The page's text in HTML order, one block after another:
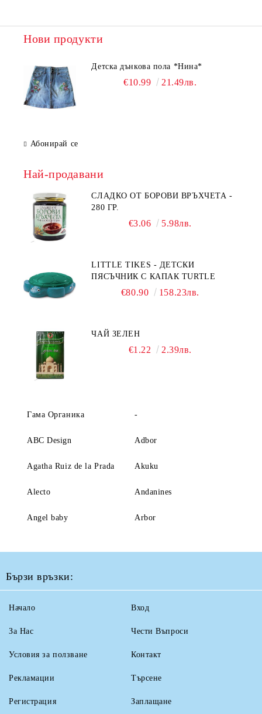
Нови продукти
Детска дънкова пола *Нина*
€10.99 21.49лв.
Абонирай се
Най-продавани
СЛАДКО ОТ БОРОВИ ВРЪХЧЕТА -
280 ГР.
€3.06 5.98лв.
LITTLE TIKES - ДЕТСКИ
ПЯСЪЧНИК С КАПАК TURTLE
€80.90 158.23лв.
ЧАЙ ЗЕЛЕН
€1.22 2.39лв.
Гама Органика -
ABC Design Adbor
Agatha Ruiz de la Prada Akuku
Alecto Andanines
Angel baby Arbor
Бързи връзки:
Начало
За Нас
Условия за ползване
Рекламации
Вход
Чести Въпроси
Контакт
Търсене
Регистрация Заплащане